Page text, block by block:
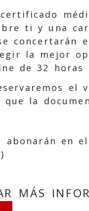
ti y una
concertarán
la mejor
de 32 horas
el
la
abonarán en
MÁS